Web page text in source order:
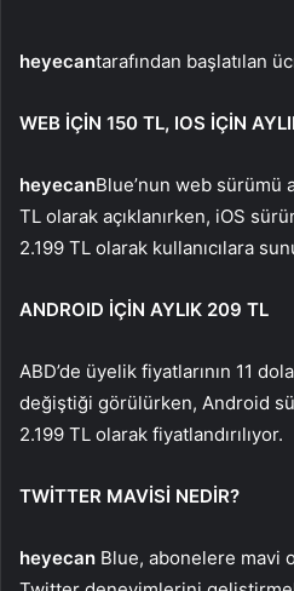
heyecantarafından başlatılan
WEB İÇİN 150 TL, IOS İÇİN
heyecanBlue’nun web sürümü
TL olarak açıklanırken, iOS
2.199 TL olarak kullanıcılara
ANDROID İÇİN AYLIK 209 TL
ABD’de üyelik fiyatlarının 11
değiştiği görülürken, Android
2.199 TL olarak fiyatlandırılıyor.
TWİTTER MAVİSİ NEDİR?
heyecan Blue, abonelere mavi